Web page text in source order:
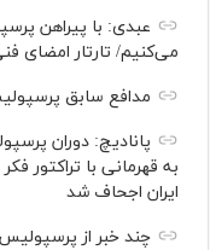
عبدی: با پیراهن
می‌کنیم/ تارتار امضای
مدافع سابق
پانادیچ: دوران
به قهرمانی با تراکتور
ایران اجحاف شد
چند خبر از پرسپولیس